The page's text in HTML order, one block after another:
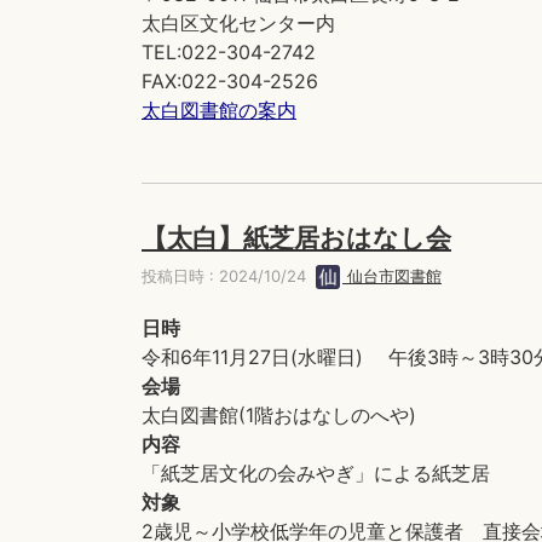
太白区文化センター内
TEL:022-304-2742
FAX:022-304-2526
太白図書館の案内
【太白】紙芝居おはなし会
投稿日時 : 2024/10/24 仙台市図書館
日時
令和6年11月27日(水曜日) 午後3時～3時30
会場
太白図書館(1階おはなしのへや)
内容
「紙芝居文化の会みやぎ」による紙芝居
対象
2歳児～小学校低学年の児童と保護者 直接